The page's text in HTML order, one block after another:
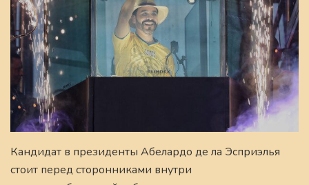
Кандидат в президенты Абелардо де ла Эсприэлья
стоит перед сторонниками внутри